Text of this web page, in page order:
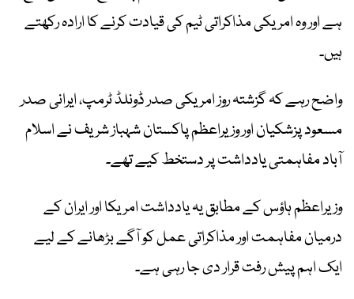
ہے اور وہ امریکی مذاکراتی ٹیم کی قیادت کرنے کا ارادہ رکھتے
ہیں۔
واضح رہے کہ گزشتہ روز امریکی صدر ڈونلڈ ٹرمپ، ایرانی صدر
مسعود پزشکیان اور وزیراعظم پاکستان شہباز شریف نے اسلام
آباد مفاہمتی یادداشت پر دستخط کیے تھے۔
وزیراعظم ہاؤس کے مطابق یہ یادداشت امریکا اور ایران کے
درمیان مفاہمت اور مذاکراتی عمل کو آگے بڑھانے کے لیے
ایک اہم پیش رفت قرار دی جا رہی ہے۔